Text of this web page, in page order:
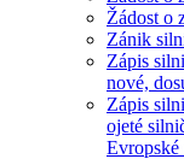
Žádost o
Zánik
Zápis
nové,
Zápis
ojeté
Evropské